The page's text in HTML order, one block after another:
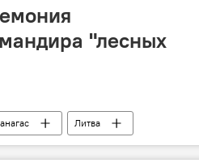
"лесных
Литва